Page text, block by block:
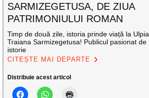
SARMIZEGETUSA, DE ZIUA
PATRIMONIULUI ROMAN
Timp de două zile, istoria prinde viață la Ulpia
Traiana Sarmizegetusa! Publicul pasionat de
istorie
CITEȘTE MAI DEPARTE
Distribuie acest articol